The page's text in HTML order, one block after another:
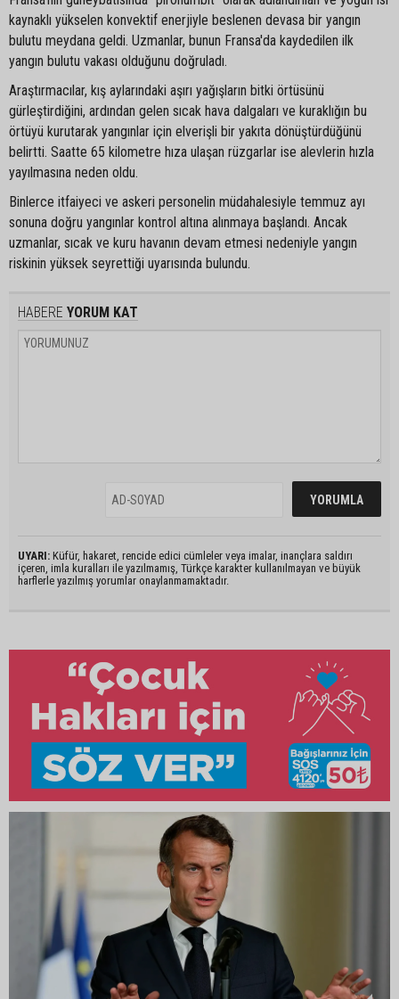
kaynaklı yükselen konvektif enerjiyle beslenen devasa bir yangın
bulutu meydana geldi. Uzmanlar, bunun Fransa'da kaydedilen ilk
yangın bulutu vakası olduğunu doğruladı.
Araştırmacılar, kış aylarındaki aşırı yağışların bitki örtüsünü
gürleştirdiğini, ardından gelen sıcak hava dalgaları ve kuraklığın bu
örtüyü kurutarak yangınlar için elverişli bir yakıta dönüştürdüğünü
belirtti. Saatte 65 kilometre hıza ulaşan rüzgarlar ise alevlerin hızla
yayılmasına neden oldu.
Binlerce itfaiyeci ve askeri personelin müdahalesiyle temmuz ayı
sonuna doğru yangınlar kontrol altına alınmaya başlandı. Ancak
uzmanlar, sıcak ve kuru havanın devam etmesi nedeniyle yangın
riskinin yüksek seyrettiği uyarısında bulundu.
HABERE YORUM KAT
UYARI: Küfür, hakaret, rencide edici cümleler veya imalar, inançlara saldırı
içeren, imla kuralları ile yazılmamış, Türkçe karakter kullanılmayan ve büyük
harflerle yazılmış yorumlar onaylanmamaktadır.